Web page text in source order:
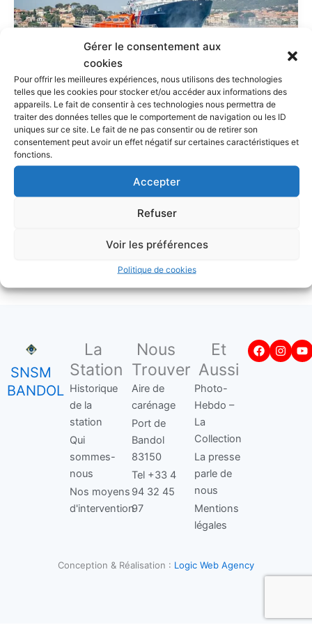
Gérer le consentement aux
cookies
Pour offrir les meilleures expériences, nous utilisons des technologies
telles que les cookies pour stocker et/ou accéder aux informations des
appareils. Le fait de consentir à ces technologies nous permettra de
traiter des données telles que le comportement de navigation ou les ID
uniques sur ce site. Le fait de ne pas consentir ou de retirer son
consentement peut avoir un effet négatif sur certaines caractéristiques et
fonctions.
Accepter
Refuser
Voir les préférences
Politique de cookies
Actualités
RETROSPECTIVE 2021 – LES MOMENTS
FORTS DE L’ANNÉE
Actualités/SNSM BANDOL
En 2021, année du 40ème anniversaire de la station,
patron David Amico, auront à nouveau fait preuve de
SNSM
BANDOL
La
Station
Historique
de la
station
Qui
sommes-
nous
Nos moyens
d'intervention
Nous
Trouver
Aire de
carénage
Port de
Bandol
83150
Tel +33 4
94 32 45
97
Et
Aussi
Photo-
Hebdo –
La
Collection
La presse
parle de
nous
Mentions
légales
Facebook
Conception & Réalisation : Logic Web Agency